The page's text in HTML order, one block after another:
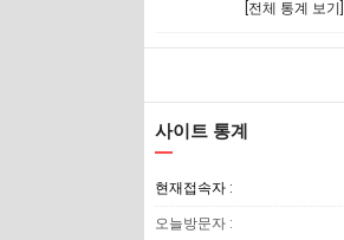
[전체 통계 보기]
사이트 통계
현재접속자 :
오늘방문자 :